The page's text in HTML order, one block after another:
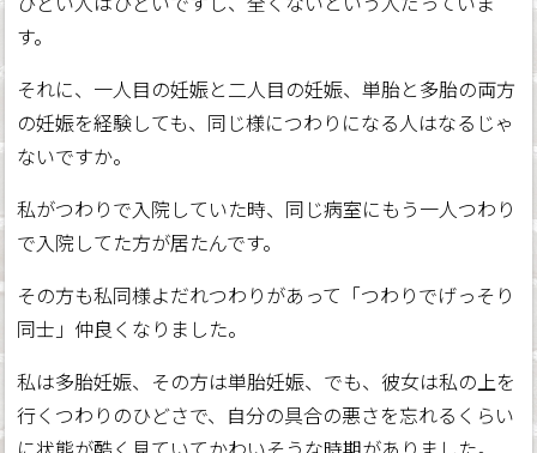
す。
それに、一人目の妊娠と二人目の妊娠、単胎と多胎の両方
の妊娠を経験しても、同じ様につわりになる人はなるじゃ
ないですか。
私がつわりで入院していた時、同じ病室にもう一人つわり
で入院してた方が居たんです。
その方も私同様よだれつわりがあって「つわりでげっそり
同士」仲良くなりました。
私は多胎妊娠、その方は単胎妊娠、でも、彼女は私の上を
行くつわりのひどさで、自分の具合の悪さを忘れるくらい